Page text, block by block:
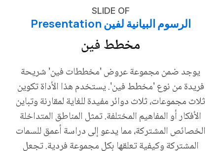
SLIDE OF
الرسوم البيانية لفين Presentation
مخطط فين
يوجد ضمن مجموعة عروض 'مخططات فين' شريحة
فريدة من نوع 'مخطط فين'. يستخدم هذا الأداة تكوين
ثلاث مجموعات، ثلاث دوائر مفيدة للغاية لمقارنة وتباين
الأفكار أو المفاهيم المختلفة. تمثل المناطق المتداخلة
الخصائص المشتركة، مما يدعو إلى دراسة أعمق للسمات
المشتركة وكيفية تعلقها بكل مجموعة فردية. تجعل